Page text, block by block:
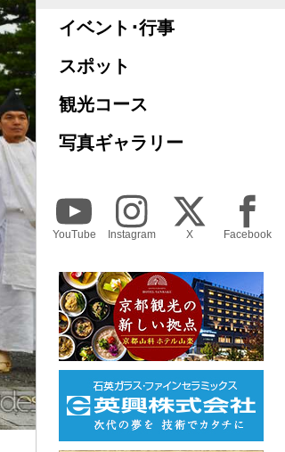
イベント･行事
スポット
観光コース
写真ギャラリー
YouTube Instagram X Facebook